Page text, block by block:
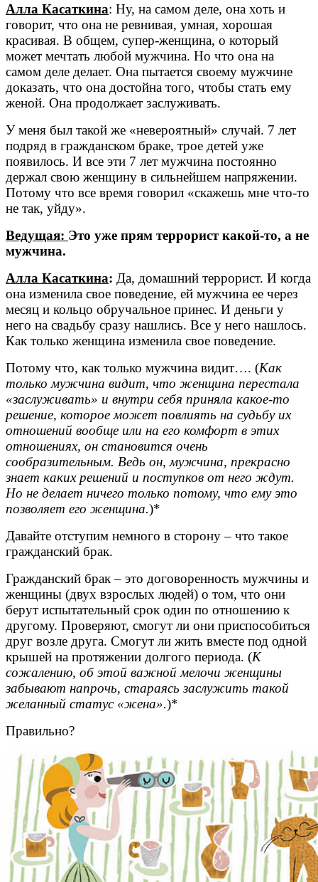
Алла Касаткина: Ну, на самом деле, она хоть и
говорит, что она не ревнивая, умная, хорошая
красивая. В общем, супер-женщина, о который
может мечтать любой мужчина. Но что она на
самом деле делает. Она пытается своему мужчине
доказать, что она достойна того, чтобы стать ему
женой. Она продолжает заслуживать.
У меня был такой же «невероятный» случай. 7 лет
подряд в гражданском браке, трое детей уже
появилось. И все эти 7 лет мужчина постоянно
держал свою женщину в сильнейшем напряжении.
Потому что все время говорил «скажешь мне что-то
не так, уйду».
Ведущая: Это уже прям террорист какой-то, а не
мужчина.
Алла Касаткина: Да, домашний террорист. И когда
она изменила свое поведение, ей мужчина ее через
месяц и кольцо обручальное принес. И деньги у
него на свадьбу сразу нашлись. Все у него нашлось.
Как только женщина изменила свое поведение.
Потому что, как только мужчина видит…. (Как
только мужчина видит, что женщина перестала
«заслуживать» и внутри себя приняла какое-то
решение, которое может повлиять на судьбу их
отношений вообще или на его комфорт в этих
отношениях, он становится очень
сообразительным. Ведь он, мужчина, прекрасно
знает каких решений и поступков от него ждут.
Но не делает ничего только потому, что ему это
позволяет его женщина.)*
Давайте отступим немного в сторону – что такое
гражданский брак.
Гражданский брак – это договоренность мужчины и
женщины (двух взрослых людей) о том, что они
берут испытательный срок один по отношению к
другому. Проверяют, смогут ли они приспособиться
друг возле друга. Смогут ли жить вместе под одной
крышей на протяжении долгого периода. (К
сожалению, об этой важной мелочи женщины
забывают напрочь, стараясь заслужить такой
желанный статус «жена».)*
Правильно?